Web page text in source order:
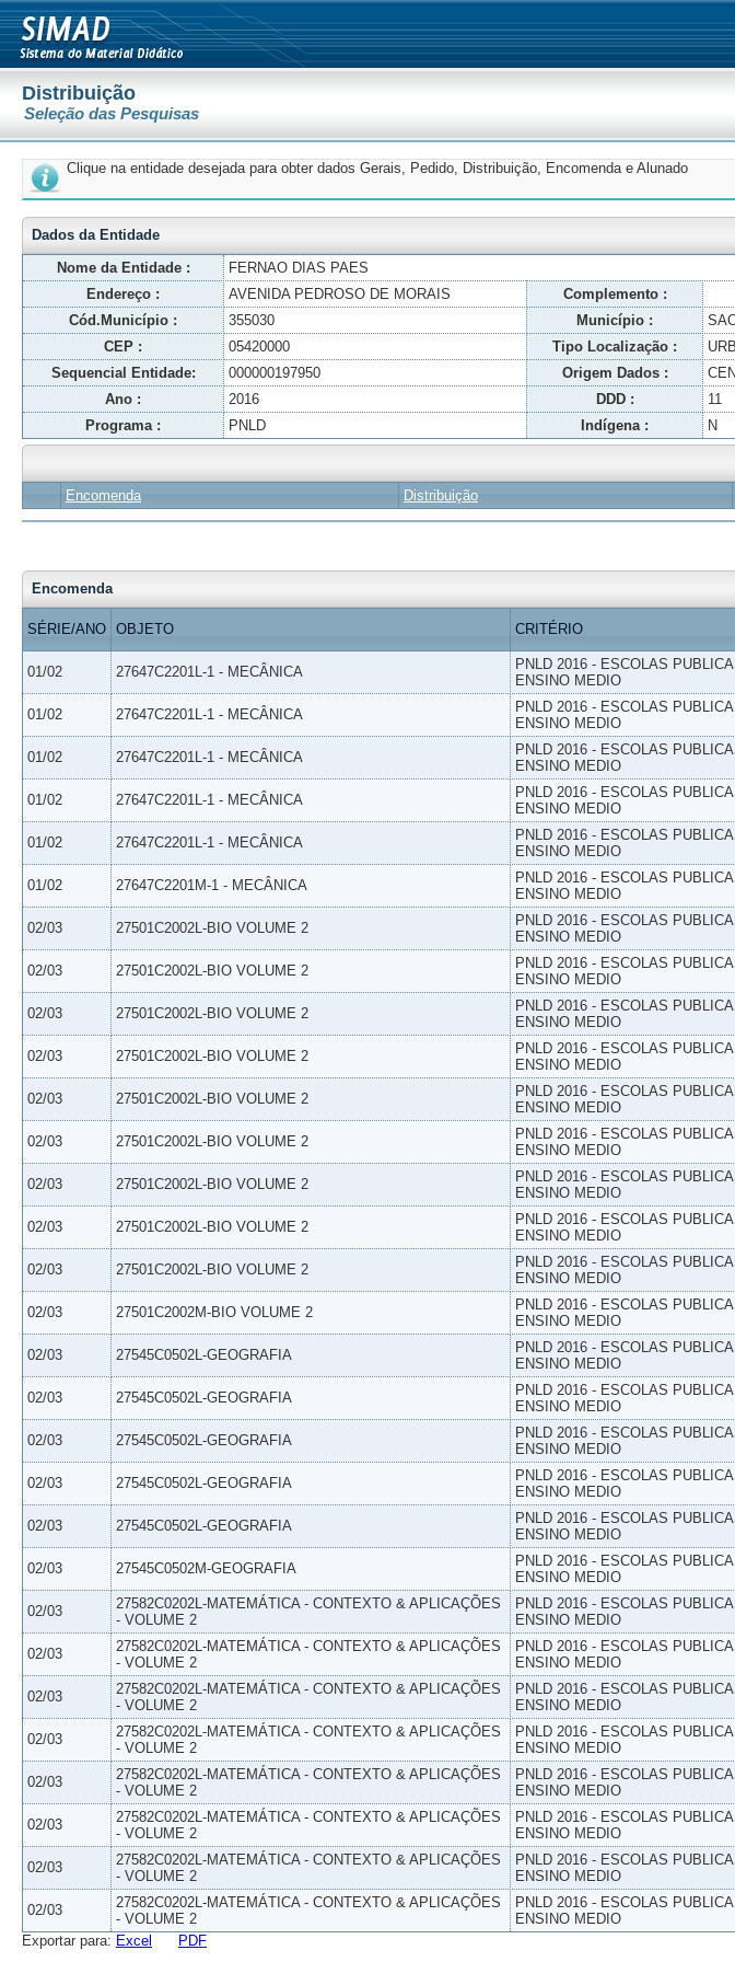
Distribuição
Seleção das Pesquisas
Clique na entidade desejada para obter dados Gerais, Pedido, Distribuição, Encomenda e Alunado
Dados da Entidade
Nome da Entidade :
FERNAO DIAS PAES
Endereço :
AVENIDA PEDROSO DE MORAIS Complemento :
Cód.Município :
355030 Município :
CEP :
05420000 Tipo Localização :
Sequencial Entidade:
000000197950 Origem Dados :
Ano :
2016 DDD : 11
Programa :
PNLD Indígena : N
Encomenda Distribuição
Encomenda
SÉRIE/ANO OBJETO CRITÉRIO
01/02 27647C2201L-1 - MECÂNICA
PNLD 2016 - ESCOLAS
ENSINO MEDIO
01/02 27647C2201L-1 - MECÂNICA
PNLD 2016 - ESCOLAS
ENSINO MEDIO
01/02 27647C2201L-1 - MECÂNICA
PNLD 2016 - ESCOLAS
ENSINO MEDIO
01/02 27647C2201L-1 - MECÂNICA
PNLD 2016 - ESCOLAS
ENSINO MEDIO
01/02 27647C2201L-1 - MECÂNICA
PNLD 2016 - ESCOLAS
ENSINO MEDIO
01/02 27647C2201M-1 - MECÂNICA
PNLD 2016 - ESCOLAS
ENSINO MEDIO
02/03 27501C2002L-BIO VOLUME 2
PNLD 2016 - ESCOLAS
ENSINO MEDIO
02/03 27501C2002L-BIO VOLUME 2
PNLD 2016 - ESCOLAS
ENSINO MEDIO
02/03 27501C2002L-BIO VOLUME 2
PNLD 2016 - ESCOLAS
ENSINO MEDIO
02/03 27501C2002L-BIO VOLUME 2
PNLD 2016 - ESCOLAS
ENSINO MEDIO
02/03 27501C2002L-BIO VOLUME 2
PNLD 2016 - ESCOLAS
ENSINO MEDIO
02/03 27501C2002L-BIO VOLUME 2
PNLD 2016 - ESCOLAS
ENSINO MEDIO
02/03 27501C2002L-BIO VOLUME 2
PNLD 2016 - ESCOLAS
ENSINO MEDIO
02/03 27501C2002L-BIO VOLUME 2
PNLD 2016 - ESCOLAS
ENSINO MEDIO
02/03 27501C2002L-BIO VOLUME 2
PNLD 2016 - ESCOLAS
ENSINO MEDIO
02/03 27501C2002M-BIO VOLUME 2
PNLD 2016 - ESCOLAS
ENSINO MEDIO
02/03 27545C0502L-GEOGRAFIA
PNLD 2016 - ESCOLAS
ENSINO MEDIO
02/03 27545C0502L-GEOGRAFIA
PNLD 2016 - ESCOLAS
ENSINO MEDIO
02/03 27545C0502L-GEOGRAFIA
PNLD 2016 - ESCOLAS
ENSINO MEDIO
02/03 27545C0502L-GEOGRAFIA
PNLD 2016 - ESCOLAS
ENSINO MEDIO
02/03 27545C0502L-GEOGRAFIA
PNLD 2016 - ESCOLAS
ENSINO MEDIO
02/03 27545C0502M-GEOGRAFIA
PNLD 2016 - ESCOLAS
ENSINO MEDIO
02/03
27582C0202L-MATEMÁTICA - CONTEXTO & APLICAÇÕES
- VOLUME 2
PNLD 2016 - ESCOLAS
ENSINO MEDIO
02/03
27582C0202L-MATEMÁTICA - CONTEXTO & APLICAÇÕES
- VOLUME 2
PNLD 2016 - ESCOLAS
ENSINO MEDIO
02/03
27582C0202L-MATEMÁTICA - CONTEXTO & APLICAÇÕES
- VOLUME 2
PNLD 2016 - ESCOLAS
ENSINO MEDIO
02/03
27582C0202L-MATEMÁTICA - CONTEXTO & APLICAÇÕES
- VOLUME 2
PNLD 2016 - ESCOLAS
ENSINO MEDIO
02/03
27582C0202L-MATEMÁTICA - CONTEXTO & APLICAÇÕES
- VOLUME 2
PNLD 2016 - ESCOLAS
ENSINO MEDIO
02/03
27582C0202L-MATEMÁTICA - CONTEXTO & APLICAÇÕES
- VOLUME 2
PNLD 2016 - ESCOLAS
ENSINO MEDIO
02/03
27582C0202L-MATEMÁTICA - CONTEXTO & APLICAÇÕES
- VOLUME 2
PNLD 2016 - ESCOLAS
ENSINO MEDIO
02/03
27582C0202L-MATEMÁTICA - CONTEXTO & APLICAÇÕES
- VOLUME 2
PNLD 2016 - ESCOLAS
ENSINO MEDIO
Exportar para: Excel PDF